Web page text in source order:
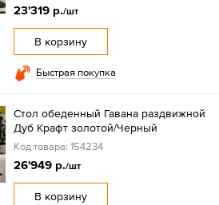
23'319 р./шт
В корзину
Быстрая покупка
Стол обеденный Гавана раздвижной
Дуб Крафт золотой/Черный
Код товара: 154234
26'949 р./шт
В корзину